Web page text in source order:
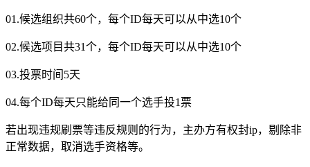
01.候选组织共60个，每个ID每天可以从中选10个
02.候选项目共31个，每个ID每天可以从中选10个
03.投票时间5天
04.每个ID每天只能给同一个选手投1票
若出现违规刷票等违反规则的行为，主办方有权封ip，剔除非
正常数据，取消选手资格等。